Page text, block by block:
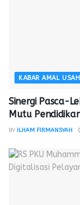
KABAR AMAL
Sinergi Pasca-
Mutu
BY ILHAM FIRMANSYAH